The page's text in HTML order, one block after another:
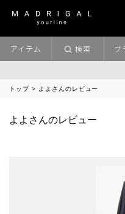
アイテム 検索 ブ
トップ よよさんのレビュー
よよさんのレビュー